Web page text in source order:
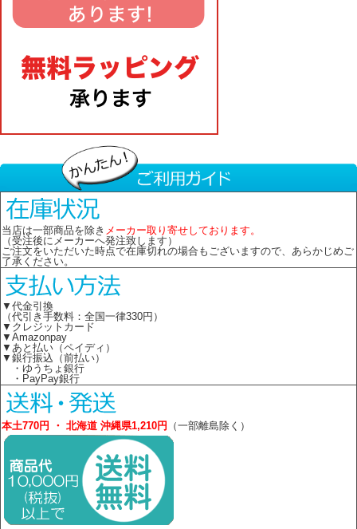
当店は一部商品を除き メーカー取り寄せしております。
（受注後にメーカーへ発注致します）
ご注文をいただいた時点で在庫切れの場合もございますので、あらかじめご
了承ください。
▼代金引換
（代引き手数料：全国一律330円）
▼クレジットカード
▼Amazonpay
▼あと払い（ペイディ）
▼銀行振込（前払い）
・ゆうちょ銀行
・PayPay銀行
本土770円 ・ 北海道 沖縄県1,210円 （一部離島除く）